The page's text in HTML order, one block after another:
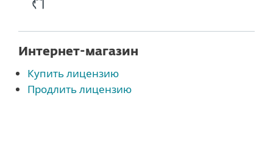
Интернет-магазин
Купить лицензию
Продлить лицензию